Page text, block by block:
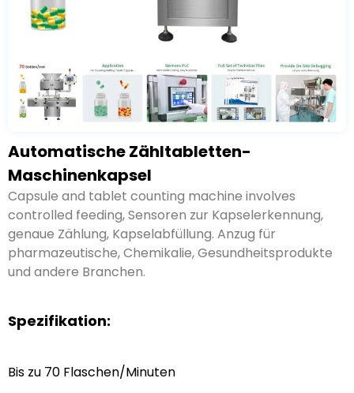
Automatische Zähltabletten-
Maschinenkapsel
Bei der Kapsel- und Tablettenzählmaschine handelt
es sich um eine kontrollierte Zuführung, Sensoren zur
Kapselerkennung, genaue Zählung, Kapselabfüllung.
Anzug für pharmazeutische, Chemikalie,
Gesundheitsprodukte und andere Branchen.
Spezifikation:
Bis zu 70 Flaschen/Minuten